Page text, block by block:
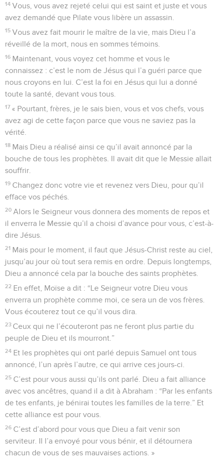
14 Vous, vous avez rejeté celui qui est saint et juste et vous
avez demandé que Pilate vous libère un assassin.
15 Vous avez fait mourir le maître de la vie, mais Dieu l’a
réveillé de la mort, nous en sommes témoins.
16 Maintenant, vous voyez cet homme et vous le
connaissez : c’est le nom de Jésus qui l’a guéri parce que
nous croyons en lui. C’est la foi en Jésus qui lui a donné
toute la santé, devant vous tous.
17 « Pourtant, frères, je le sais bien, vous et vos chefs, vous
avez agi de cette façon parce que vous ne saviez pas la
vérité.
18 Mais Dieu a réalisé ainsi ce qu’il avait annoncé par la
bouche de tous les prophètes. Il avait dit que le Messie allait
souffrir.
19 Changez donc votre vie et revenez vers Dieu, pour qu’il
efface vos péchés.
20 Alors le Seigneur vous donnera des moments de repos et
il enverra le Messie qu’il a choisi d’avance pour vous, c’est-à-
dire Jésus.
21 Mais pour le moment, il faut que Jésus-Christ reste au ciel,
jusqu’au jour où tout sera remis en ordre. Depuis longtemps,
Dieu a annoncé cela par la bouche des saints prophètes.
22 En effet, Moïse a dit : “Le Seigneur votre Dieu vous
enverra un prophète comme moi, ce sera un de vos frères.
Vous écouterez tout ce qu’il vous dira.
23 Ceux qui ne l’écouteront pas ne feront plus partie du
peuple de Dieu et ils mourront.”
24 Et les prophètes qui ont parlé depuis Samuel ont tous
annoncé, l’un après l’autre, ce qui arrive ces jours-ci.
25 C’est pour vous aussi qu’ils ont parlé. Dieu a fait alliance
avec vos ancêtres, quand il a dit à Abraham : “Par les enfants
de tes enfants, je bénirai toutes les familles de la terre.” Et
cette alliance est pour vous.
26 C’est d’abord pour vous que Dieu a fait venir son
serviteur. Il l’a envoyé pour vous bénir, et il détournera
chacun de vous de ses mauvaises actions. »